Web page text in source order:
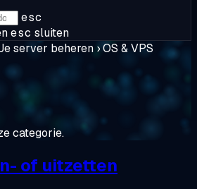
esc
esc sluiten
server beheren ›OS & VPS
categorie.
of uitzetten